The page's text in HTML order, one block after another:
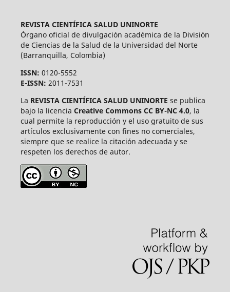
REVISTA CIENTÍFICA SALUD UNINORTE
Órgano oficial de divulgación académica de la División
de Ciencias de la Salud de la Universidad del Norte
(Barranquilla, Colombia)
ISSN: 0120-5552
E-ISSN: 2011-7531
La REVISTA CIENTÍFICA SALUD UNINORTE se publica
bajo la licencia Creative Commons CC BY-NC 4.0, la
cual permite la reproducción y el uso gratuito de sus
artículos exclusivamente con fines no comerciales,
siempre que se realice la citación adecuada y se
respeten los derechos de autor.